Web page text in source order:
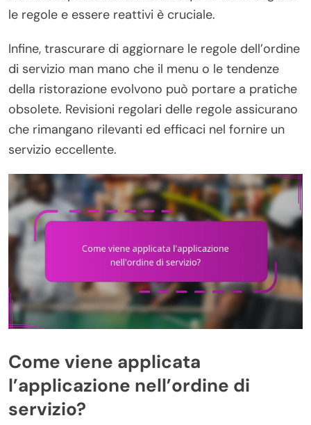
le regole e essere reattivi è cruciale.
Infine, trascurare di aggiornare le regole dell’ordine
di servizio man mano che il menu o le tendenze
della ristorazione evolvono può portare a pratiche
obsolete. Revisioni regolari delle regole assicurano
che rimangano rilevanti ed efficaci nel fornire un
servizio eccellente.
Come viene applicata
l’applicazione nell’ordine di
servizio?